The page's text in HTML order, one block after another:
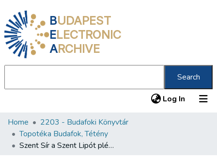
BUDAPEST
ELECTRONIC
ARCHIVE
Search
Log In (current)
Communities & Collections
All of DSpace
Home
2203 - Budafoki Könyvtár
Topotéka Budafok, Tétény
Szent Sír a Szent Lipót plébániatemplomban